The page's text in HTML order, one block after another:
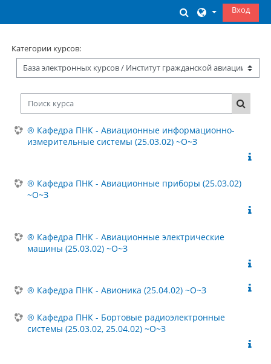
ИзменитьВход
Категории курсов:
Поиск курса
Поиск
® Кафедра ПНК - Авиационные информационно-
измерительные системы (25.03.02) ~О~З
® Кафедра ПНК - Авиационные приборы (25.03.02)
~О~З
® Кафедра ПНК - Авиационные электрические
машины (25.03.02) ~О~З
® Кафедра ПНК - Авионика (25.04.02) ~О~З
® Кафедра ПНК - Бортовые радиоэлектронные
системы (25.03.02, 25.04.02) ~О~З